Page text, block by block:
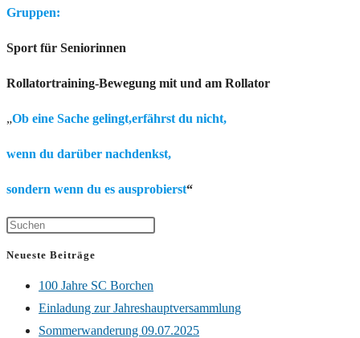
Gruppen:
Sport für Seniorinnen
Rollatortraining-Bewegung mit und am Rollator
„Ob eine Sache gelingt,erfährst du nicht,
wenn du darüber nachdenkst,
sondern wenn du es ausprobierst“
Neueste Beiträge
100 Jahre SC Borchen
Einladung zur Jahreshauptversammlung
Sommerwanderung 09.07.2025